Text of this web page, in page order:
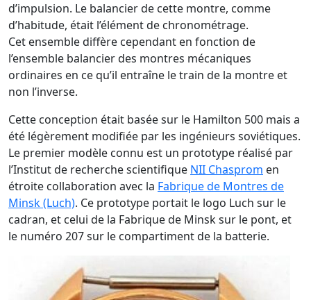
d’impulsion. Le balancier de cette montre, comme
d’habitude, était l’élément de chronométrage.
Cet ensemble diffère cependant en fonction de
l’ensemble balancier des montres mécaniques
ordinaires en ce qu’il entraîne le train de la montre et
non l’inverse.
Cette conception était basée sur le Hamilton 500 mais a
été légèrement modifiée par les ingénieurs soviétiques.
Le premier modèle connu est un prototype réalisé par
l’Institut de recherche scientifique NII Chasprom en
étroite collaboration avec la Fabrique de Montres de
Minsk (Luch). Ce prototype portait le logo Luch sur le
cadran, et celui de la Fabrique de Minsk sur le pont, et
le numéro 207 sur le compartiment de la batterie.